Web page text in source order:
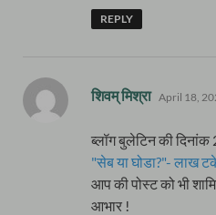
REPLY
शिवम् मिश्रा says:
April 18,
ब्लॉग बुलेटिन की
"सेब या घोडा?"- लाख
आप की पोस्ट को भी
आभार !